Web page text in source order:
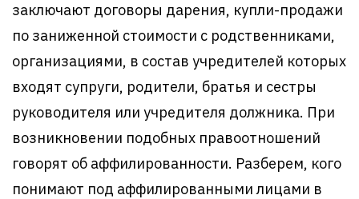
заключают договоры дарения, купли-продажи
по заниженной стоимости с родственниками,
организациями, в состав учредителей которых
входят супруги, родители, братья и сестры
руководителя или учредителя должника. При
возникновении подобных правоотношений
говорят об аффилированности. Разберем, кого
понимают под аффилированными лицами в